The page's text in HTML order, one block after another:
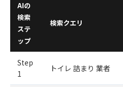
AIの
検索
ステ
ップ
検索クエリ
Step
1
トイレ 詰まり 業者